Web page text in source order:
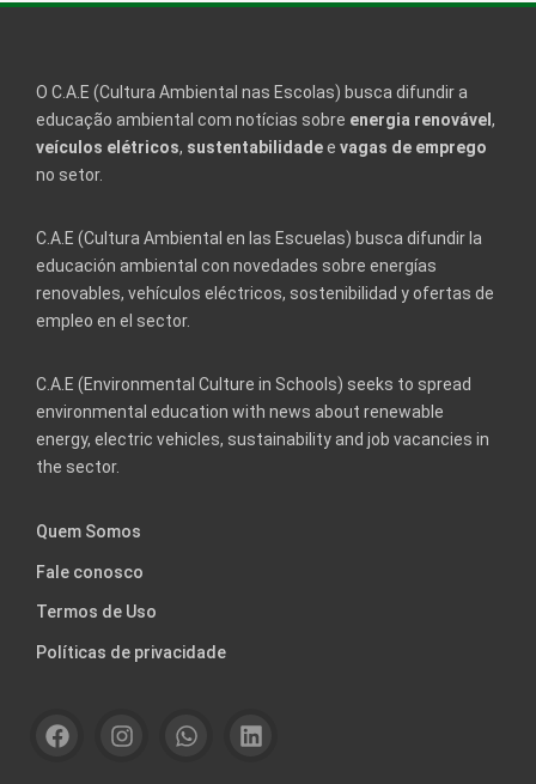
O C.A.E (Cultura Ambiental nas Escolas) busca difundir a
educação ambiental com notícias sobre energia renovável ,
veículos elétricos, sustentabilidadee vagas de emprego
no setor.
C.A.E (Cultura Ambiental en las Escuelas) busca difundir la
educación ambiental con novedades sobre energías
renovables, vehículos eléctricos, sostenibilidad y ofertas de
empleo en el sector.
C.A.E (Environmental Culture in Schools) seeks to spread
environmental education with news about renewable
energy, electric vehicles, sustainability and job vacancies in
the sector.
Quem Somos
Fale conosco
Termos de Uso
Políticas de privacidade